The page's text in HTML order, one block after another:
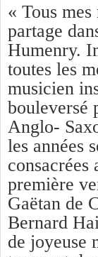
« Tous
partage
Humenry.
toutes les
musicien
bouleversé
Anglo-
les années
consacrées
première
Gaëtan de
Bernard
de joyeuse